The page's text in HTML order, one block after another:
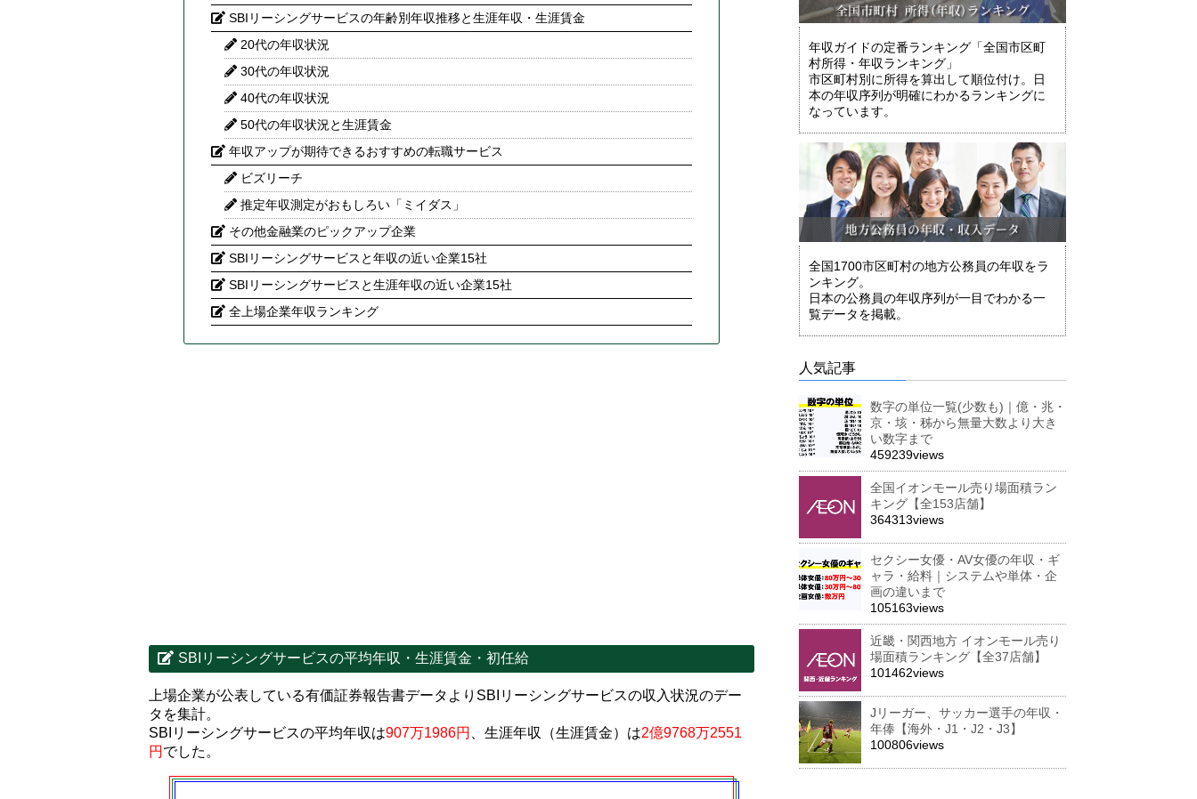
SBIリーシングサービスの年齢別年収推移と生涯年収・生涯賃金
20代の年収状況
30代の年収状況
40代の年収状況
50代の年収状況と生涯賃金
年収アップが期待できるおすすめの転職サービス
ビズリーチ
推定年収測定がおもしろい「ミイダス」
その他金融業のピックアップ企業
SBIリーシングサービスと年収の近い企業15社
SBIリーシングサービスと生涯年収の近い企業15社
全上場企業年収ランキング
SBIリーシングサービスの平均年収・生涯賃金・初任給
上場企業が公表している有価証券報告書データよりSBIリーシングサービスの収入状況のデー
タを集計。
SBIリーシングサービスの平均年収は907万1986円 、生涯年収（生涯賃金）は2億9768万2551
円 でした。
年収ガイドの定番ランキング「全国市区町
村所得・年収ランキング」
市区町村別に所得を算出して順位付け。日
本の年収序列が明確にわかるランキングに
なっています。
全国1700市区町村の地方公務員の年収をラ
ンキング。
日本の公務員の年収序列が一目でわかる一
覧データを掲載。
人気記事
数字の単位一覧(少数も)｜億・兆・
京・垓・秭から無量大数より大き
い数字まで
459239views
全国イオンモール売り場面積ラン
キング【全153店舗】
364313views
セクシー女優・AV女優の年収・ギ
ャラ・給料｜システムや単体・企
画の違いまで
105163views
近畿・関西地方 イオンモール売り
場面積ランキング【全37店舗】
101462views
Jリーガー、サッカー選手の年収・
年俸【海外・J1・J2・J3】
100806views